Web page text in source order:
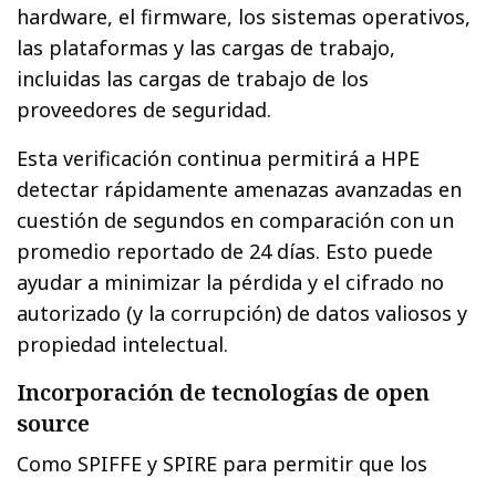
hardware, el firmware, los sistemas operativos,
las plataformas y las cargas de trabajo,
incluidas las cargas de trabajo de los
proveedores de seguridad.
Esta verificación continua permitirá a HPE
detectar rápidamente amenazas avanzadas en
cuestión de segundos en comparación con un
promedio reportado de 24 días. Esto puede
ayudar a minimizar la pérdida y el cifrado no
autorizado (y la corrupción) de datos valiosos y
propiedad intelectual.
Incorporación de tecnologías de open
source
Como SPIFFE y SPIRE para permitir que los